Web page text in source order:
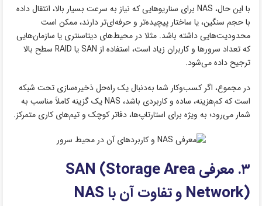
با این حال، NAS برای سناریوهایی که نیاز به سرعت بسیار بالا، انتقال داده
با حجم سنگین، یا ساختار پیچیده‌تر و حرفه‌ای‌تر دارند، ممکن است
محدودیت‌هایی داشته باشد. مثلا در محیط‌های دیتاسنتری یا سازمان‌هایی
که تعداد سرورها و کاربران زیاد است، استفاده از SAN یا RAID سطح بالا
ترجیح داده می‌شود.
در مجموع، اگر کسب‌وکار شما به‌دنبال یک راه‌حل ذخیره‌سازی تحت شبکه
است که کم‌هزینه، ساده و کاربردی باشد، NAS یک گزینه کاملاً مناسب به
شمار می‌رود؛ به ‌ویژه برای استارتاپ‌ها، دفاتر کوچک و تیم‌های کاری متمرکز.
۳. معرفی SAN (Storage Area
Network) و تفاوت آن با NAS